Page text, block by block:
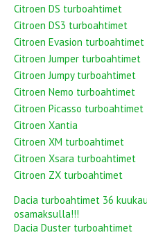
Citroen DS turboahtimet
Citroen DS3 turboahtimet
Citroen Evasion turboahtimet
Citroen Jumper turboahtimet
Citroen Jumpy turboahtimet
Citroen Nemo turboahtimet
Citroen Picasso turboahtimet
Citroen Xantia
Citroen XM turboahtimet
Citroen Xsara turboahtimet
Citroen ZX turboahtimet
Dacia turboahtimet 36
osamaksulla!!!
Dacia Duster turboahtimet